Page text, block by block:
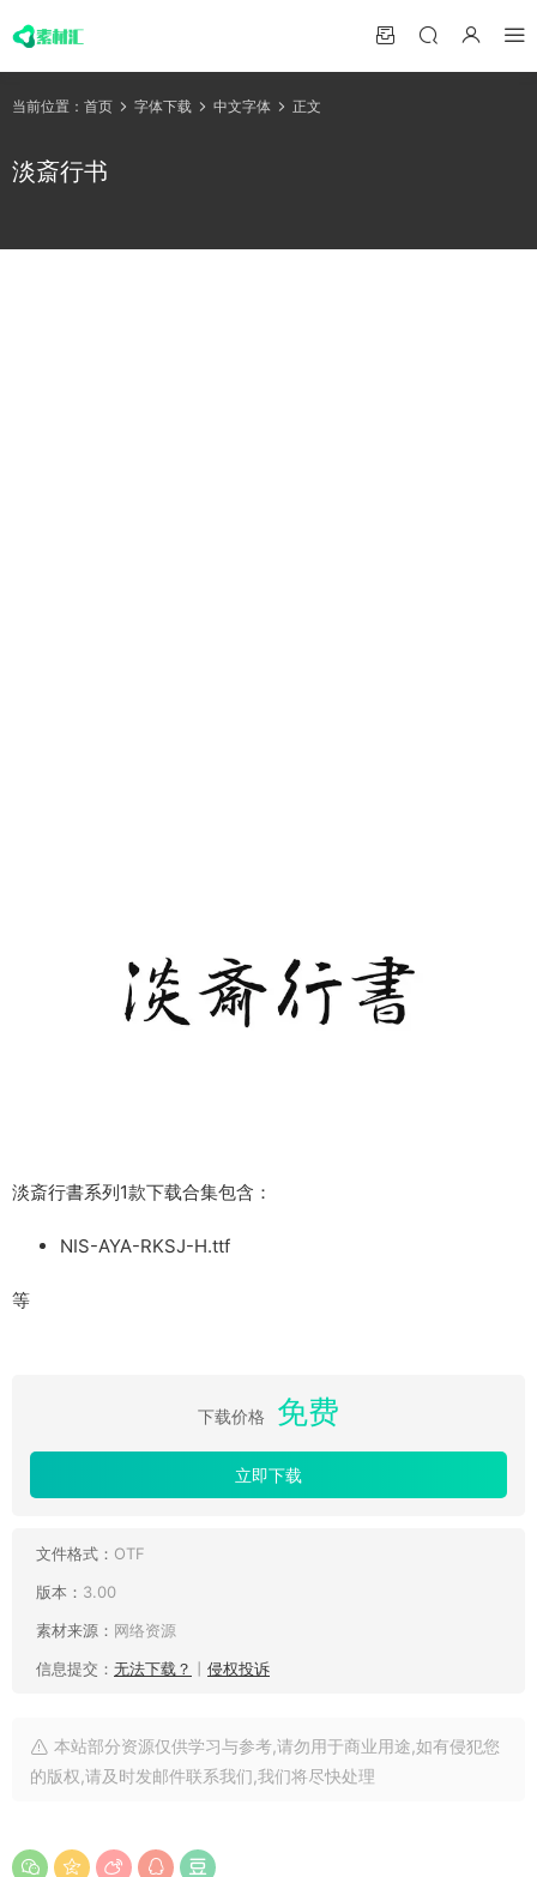
当前位置： 首页 字体下载 中文字体 正文
淡斎行书
淡斎行書系列1款下载合集包含：
NIS-AYA-RKSJ-H.ttf
等
下载价格 免费
立即下载
文件格式： OTF
版本： 3.00
素材来源： 网络资源
信息提交： 无法下载？ 侵权投诉
本站部分资源仅供学习与参考,请勿用于商业用途,如有侵犯您
的版权,请及时发邮件联系我们,我们将尽快处理